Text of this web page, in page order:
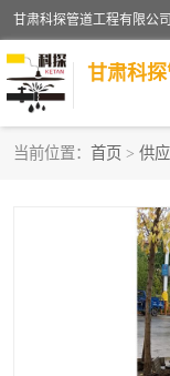
甘肃科
当前位置： 首页 > 供
漏水检查维修
供热管道漏水
自来水管漏水